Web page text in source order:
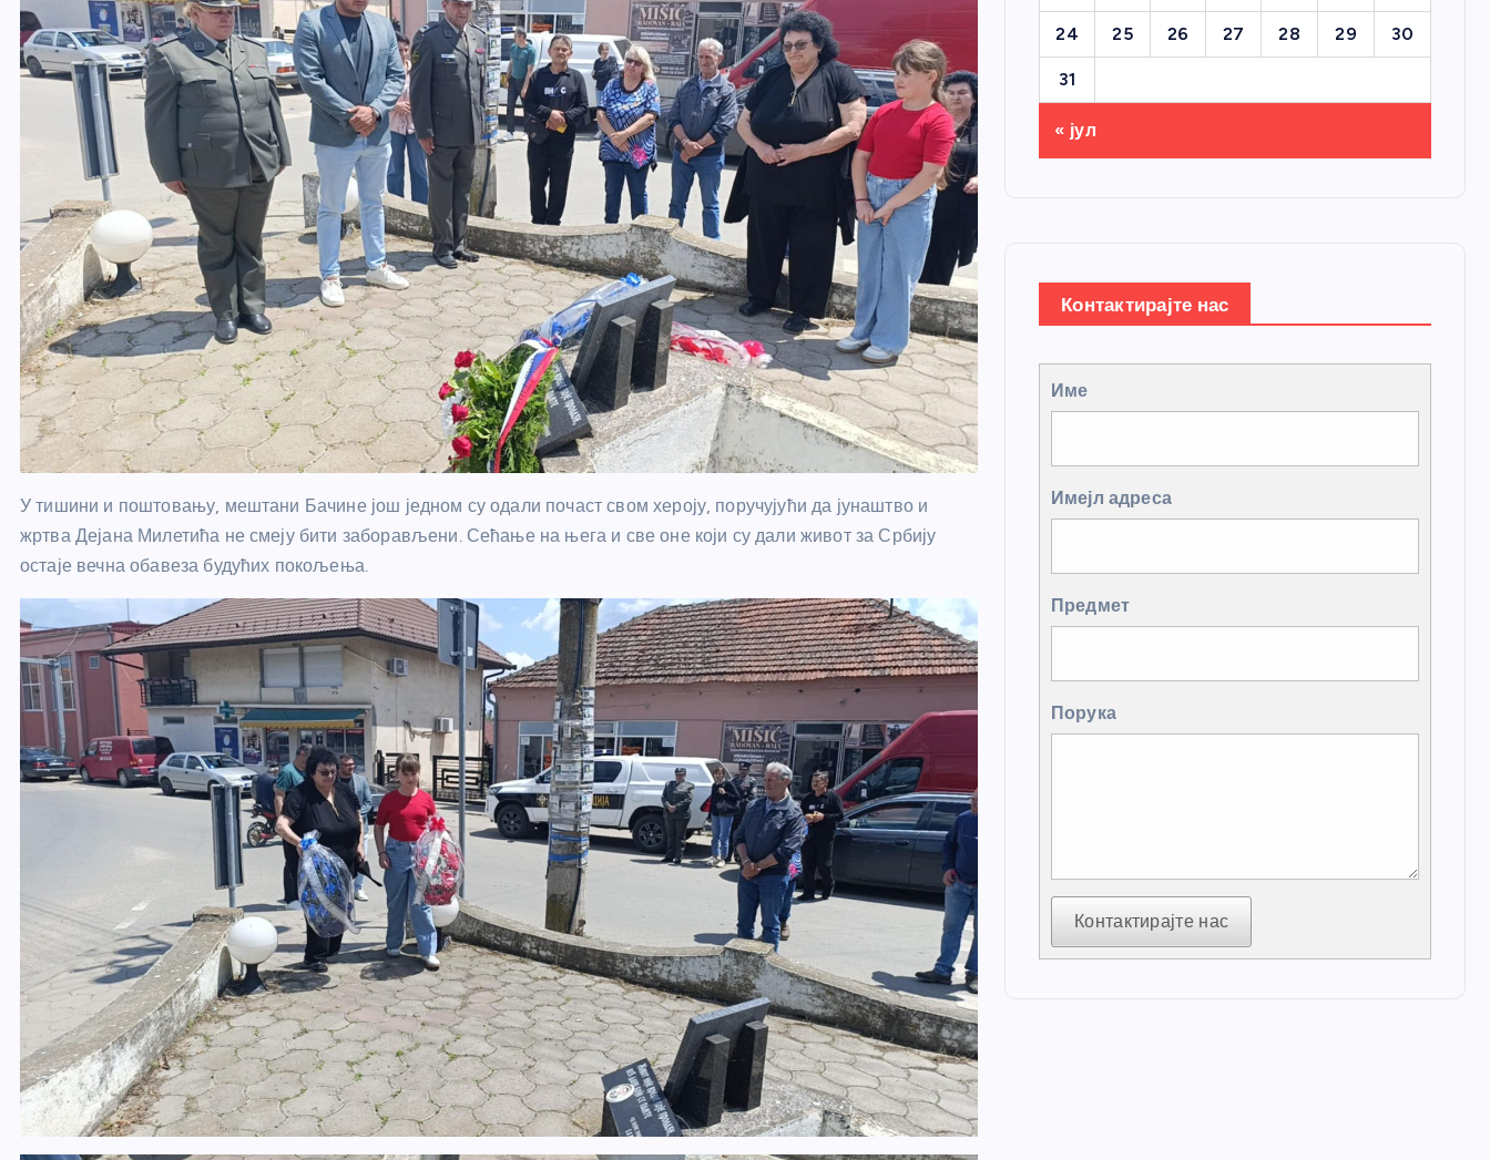
У тишини и поштовању, мештани Бачине још једном су одали почаст свом хероју, поручујући да јунаштво и
жртва Дејана Милетића не смеју бити заборављени. Сећање на њега и све оне који су дали живот за Србију
остаје вечна обавеза будућих покољења.
24 25 26 27 28 29 30
31
« јул
Контактирајте нас
Име
Имејл адреса
Предмет
Порука
Контактирајте нас